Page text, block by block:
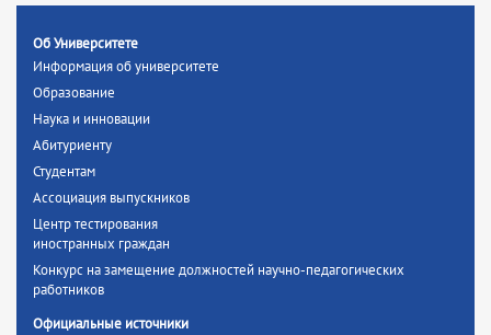
Об Университете
Информация об университете
Образование
Наука и инновации
Абитуриенту
Студентам
Ассоциация выпускников
Центр тестирования
иностранных граждан
Конкурс на замещение должностей научно-педагогических
работников
Официальные источники